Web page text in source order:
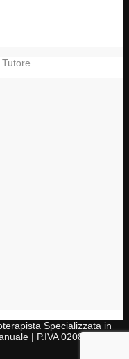
Tutore
Specializzata in
| P.IVA 02083430997